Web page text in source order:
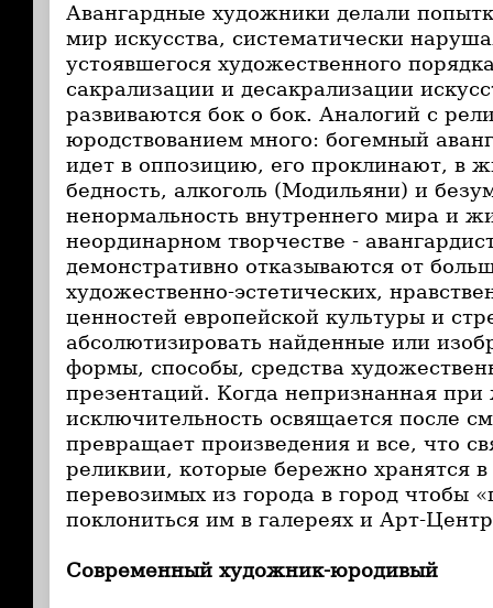
Авангардные художники делали
мир искусства, систематически
устоявшегося художественного
сакрализации и десакрализации
развиваются бок о бок. Аналогий с
юродствованием много: богемный
идет в оппозицию, его проклинают, в
бедность, алкоголь (Модильяни) и
ненормальность внутреннего мира и
неординарном творчестве -
демонстративно отказываются от
художественно-эстетических,
ценностей европейской культуры и
абсолютизировать найденные или
формы, способы, средства
презентаций. Когда непризнанная
исключительность освящается после
превращает произведения и все, что
реликвии, которые бережно хранятся в
перевозимых из города в город чтобы
поклониться им в галереях и Арт-
Современный художник-юродивый